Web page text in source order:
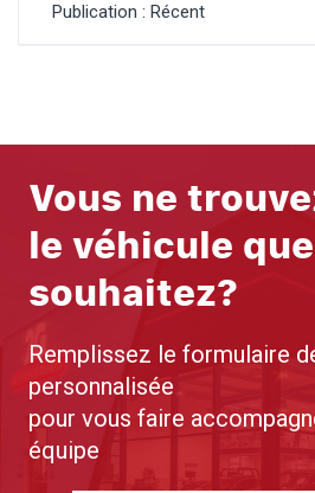
Publication : Récent
Vous ne
le véhicule
souhaitez?
Remplissez le formulaire
personnalisée
pour vous faire
équipe